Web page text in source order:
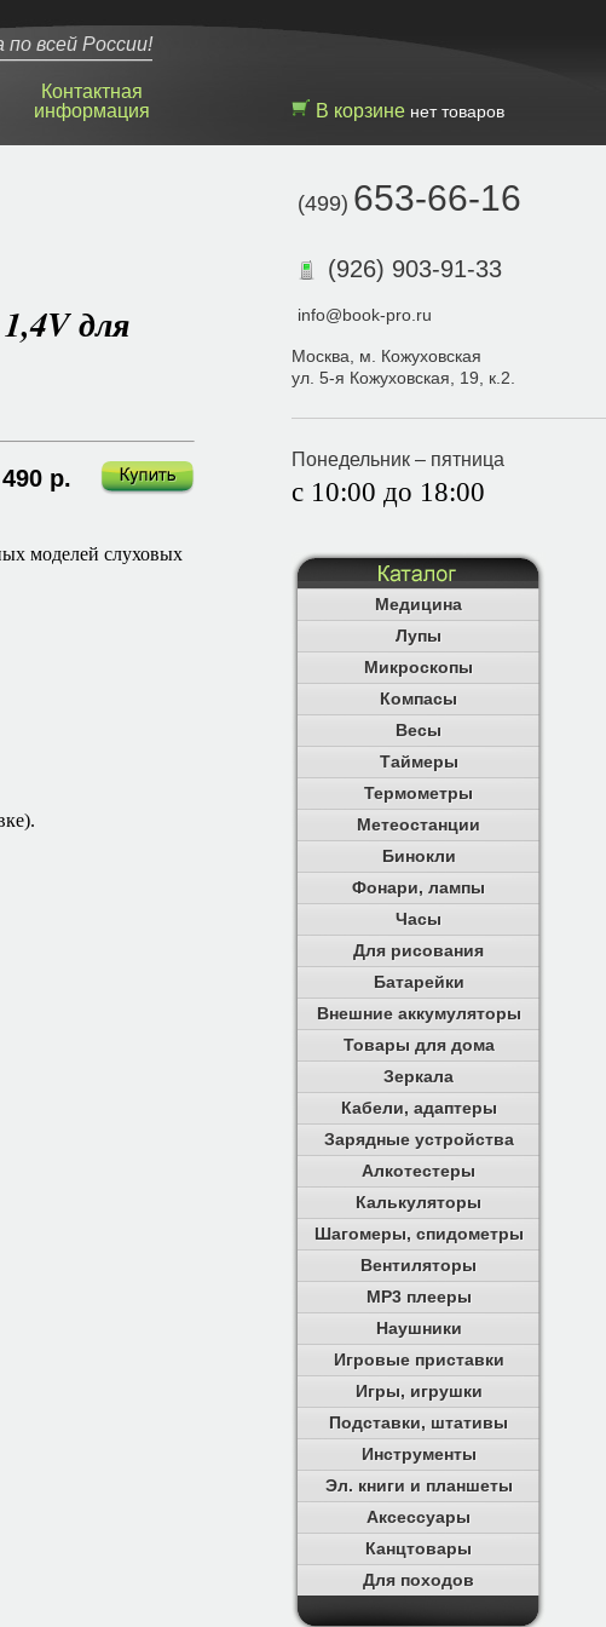
всей России!
Контактная
информация
В корзине нет товаров
для
490 р.
моделей слуховых
(499) 653-66-16
(926) 903-91-33
info@book-pro.ru
Москва, м. Кожуховская
ул. 5-я Кожуховская, 19, к.2.
Понедельник – пятница
с 10:00 до 18:00
Медицина
Лупы
Микроскопы
Компасы
Весы
Таймеры
Термометры
Метеостанции
Бинокли
Фонари, лампы
Часы
Для рисования
Батарейки
Внешние аккумуляторы
Товары для дома
Зеркала
Кабели, адаптеры
Зарядные устройства
Алкотестеры
Калькуляторы
Шагомеры, спидометры
Вентиляторы
MP3 плееры
Наушники
Игровые приставки
Игры, игрушки
Подставки, штативы
Инструменты
Эл. книги и планшеты
Аксессуары
Канцтовары
Для походов